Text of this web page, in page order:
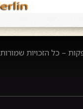
– כל הזכויות שמורות